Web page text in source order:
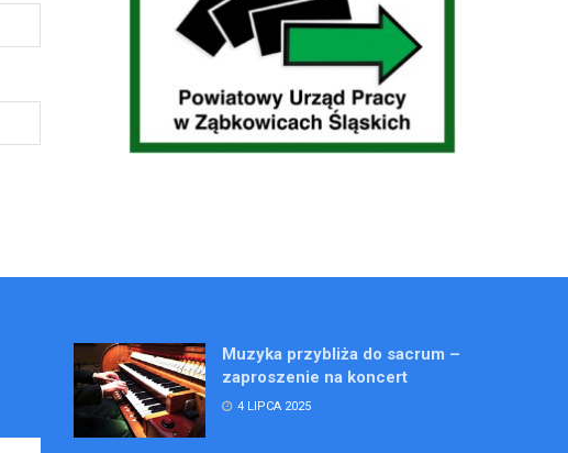
Muzyka przybliża do sacrum –
zaproszenie na koncert
4 LIPCA 2025